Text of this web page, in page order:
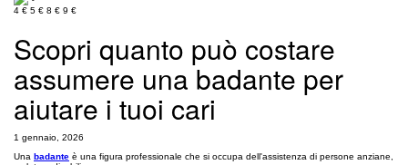
4 € 5 € 8 € 9 €
Scopri quanto può costare
assumere una badante per
aiutare i tuoi cari
1 gennaio, 2026
Una badante è una figura professionale che si occupa dell'assistenza di persone anziane,